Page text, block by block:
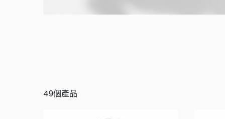
49個產品